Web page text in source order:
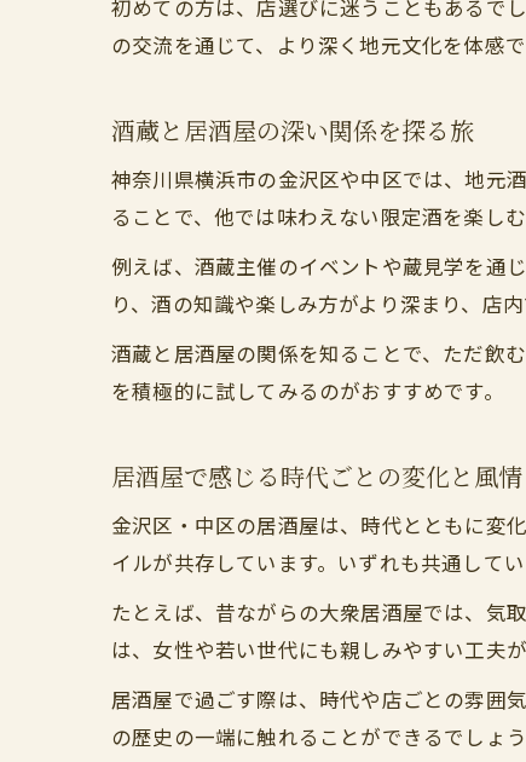
初めての方は、店選びに迷うこともあるで
の交流を通じて、より深く地元文化を体感
酒蔵と居酒屋の深い関係を探る旅
神奈川県横浜市の金沢区や中区では、地元
ることで、他では味わえない限定酒を楽し
例えば、酒蔵主催のイベントや蔵見学を通
り、酒の知識や楽しみ方がより深まり、店
酒蔵と居酒屋の関係を知ることで、ただ飲
を積極的に試してみるのがおすすめです。
居酒屋で感じる時代ごとの変化と風情
金沢区・中区の居酒屋は、時代とともに変
イルが共存しています。いずれも共通して
たとえば、昔ながらの大衆居酒屋では、気
は、女性や若い世代にも親しみやすい工夫
居酒屋で過ごす際は、時代や店ごとの雰囲
の歴史の一端に触れることができるでしょう